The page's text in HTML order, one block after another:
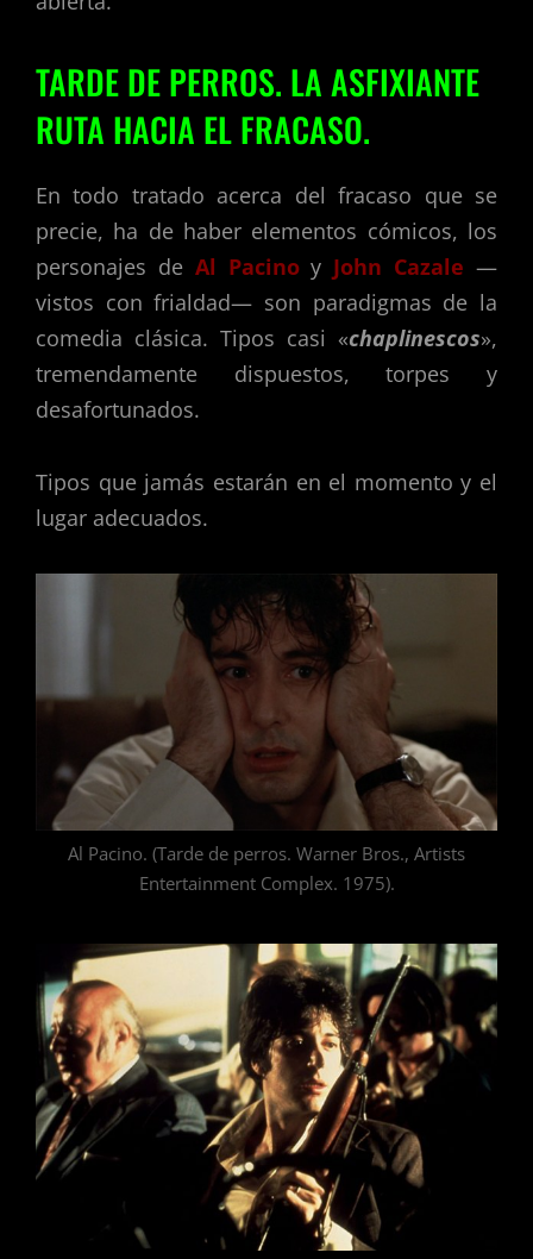
TARDE DE PERROS. LA ASFIXIANTE
RUTA HACIA EL FRACASO.
En todo tratado acerca del fracaso que se
precie, ha de haber elementos cómicos, los
personajes de Al Pacinoy John Cazale —
vistos con frialdad— son paradigmas de la
comedia clásica. Tipos casi «chaplinescos»,
tremendamente dispuestos, torpes y
desafortunados.
Tipos que jamás estarán en el momento y el
lugar adecuados.
Al Pacino. (Tarde de perros. Warner Bros., Artists
Entertainment Complex. 1975).